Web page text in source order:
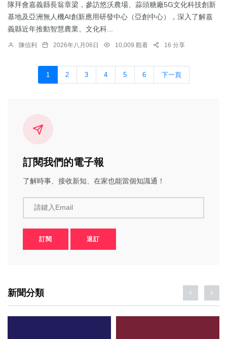
隊拜會嘉義縣長翁章梁，參訪悠沃農場、蒜頭糖廠5G文化科技創新
基地及亞洲無人機AI創新應用研發中心（亞創中心），深入了解嘉
義縣近年推動智慧農業、文化科...
陳信利 2026年八月06日 10,009 觀看 16 分享
1 2 3 4 5 6 下一頁
訂閱我們的電子報
了解時事、接收新知、在家也能當個知識通！
請鍵入Email
訂閱 退訂
新聞分類